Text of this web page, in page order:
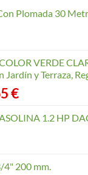
Plomada 30
VERDE
Jardín y Terraza,
€Rango
precios:
168,65 €
1.2 HP
200 mm.